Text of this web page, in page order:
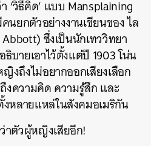
‘วิธีคิด’ แบบ Mansplaining
ยกตัวอย่างงานเขียนของ ไล
ซึ่งเป็นนักเทววิทยา
บายเอาไว้ตั้งแต่ปี 1903 โน่น
งถึงไม่อยากออกเสียงเลือก
งความคิด ความรู้สึก และ
หลายแหล่ในสังคมอเมริกัน
าตัวผู้หญิงเสียอีก!